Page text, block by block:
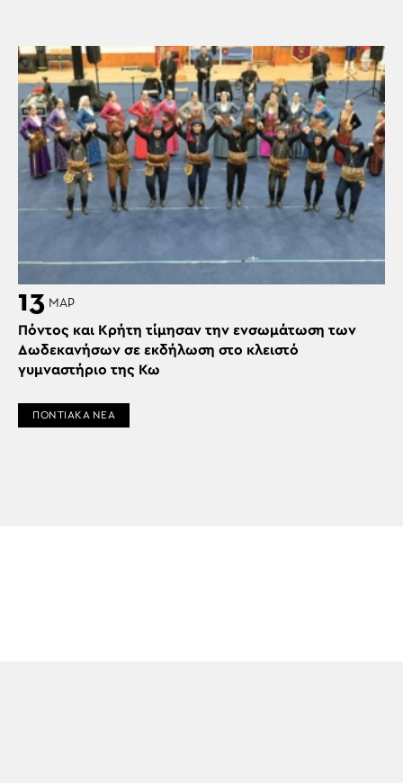
13 ΜΑΡ
Πόντος και Κρήτη τίμησαν την ενσωμάτωση των
Δωδεκανήσων σε εκδήλωση στο κλειστό
γυμναστήριο της Κω
ΠΟΝΤΙΑΚΑ ΝΕΑ